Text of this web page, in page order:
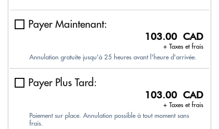
Payer Maintenant:
103.00 CAD
+ Taxes et frais
Annulation gratuite jusqu'à 25 heures avant l'heure d'arrivée.
Payer Plus Tard:
103.00 CAD
+ Taxes et frais
Paiement sur place. Annulation possible à tout moment sans
frais.